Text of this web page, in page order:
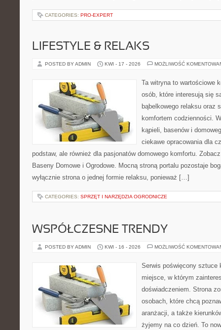
CATEGORIES: PRO-EXPERT
LIFESTYLE & RELAKS
POSTED BY ADMIN KWI - 17 - 2026 MOŻLIWOŚĆ
Ta witryna to wartościowe
osób, które interesują się
bąbelkowego relaksu oraz
komfortem codzienności.
kąpieli, basenów i
ciekawe opracowania dla
podstaw, ale również dla pasjonatów domowego komfortu.
Baseny Domowe i Ogrodowe. Mocną stroną portalu pozostaje
wyłącznie strona o jednej formie relaksu, ponieważ […]
CATEGORIES: SPRZĘT I NARZĘDZIA OGRODNICZE
WSPÓŁCZESNE TRENDY
POSTED BY ADMIN KWI - 16 - 2026 MOŻLIWOŚĆ
Serwis poświęcony sztuce
miejsce, w którym
doświadczeniem. Strona
osobach, które chcą
aranżacji, a także
żyjemy na co dzień. To